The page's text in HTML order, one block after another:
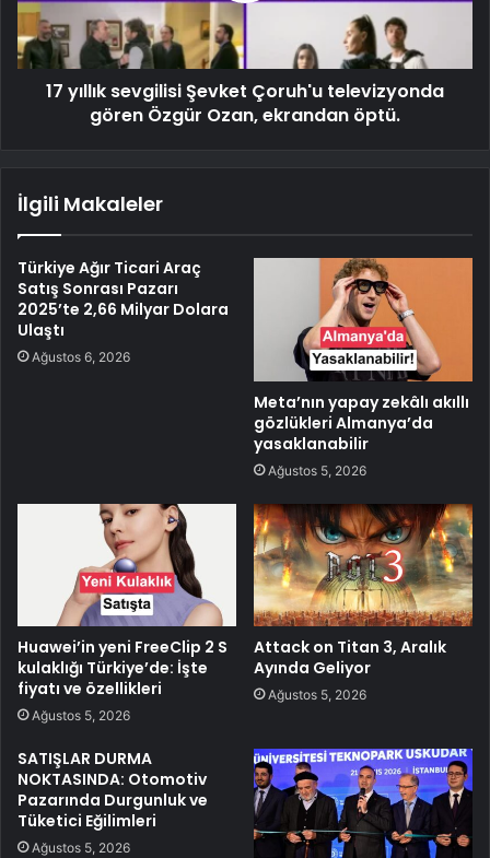
17 yıllık sevgilisi Şevket Çoruh'u televizyonda
gören Özgür Ozan, ekrandan öptü.
İlgili Makaleler
Türkiye Ağır Ticari Araç
Satış Sonrası Pazarı
2025’te 2,66 Milyar Dolara
Ulaştı
Ağustos 6, 2026
Meta’nın yapay zekâlı akıllı
gözlükleri Almanya’da
yasaklanabilir
Ağustos 5, 2026
Huawei’in yeni FreeClip 2 S
kulaklığı Türkiye’de: İşte
fiyatı ve özellikleri
Ağustos 5, 2026
Attack on Titan 3, Aralık
Ayında Geliyor
Ağustos 5, 2026
SATIŞLAR DURMA
NOKTASINDA: Otomotiv
Pazarında Durgunluk ve
Tüketici Eğilimleri
Ağustos 5, 2026